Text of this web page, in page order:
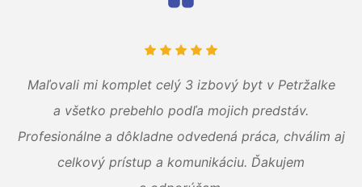
Maľovali mi komplet celý 3 izbový byt v Petržalke
a všetko prebehlo podľa mojich predstáv.
Profesionálne a dôkladne odvedená práca, chválim aj
celkový prístup a komunikáciu. Ďakujem